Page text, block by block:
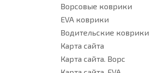
Ворсовые коврики
EVA коврики
Водительские коврики
Карта сайта
Карта сайта. Ворс